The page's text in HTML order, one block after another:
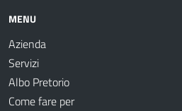
MENU
Azienda
Servizi
Albo Pretorio
Come fare per